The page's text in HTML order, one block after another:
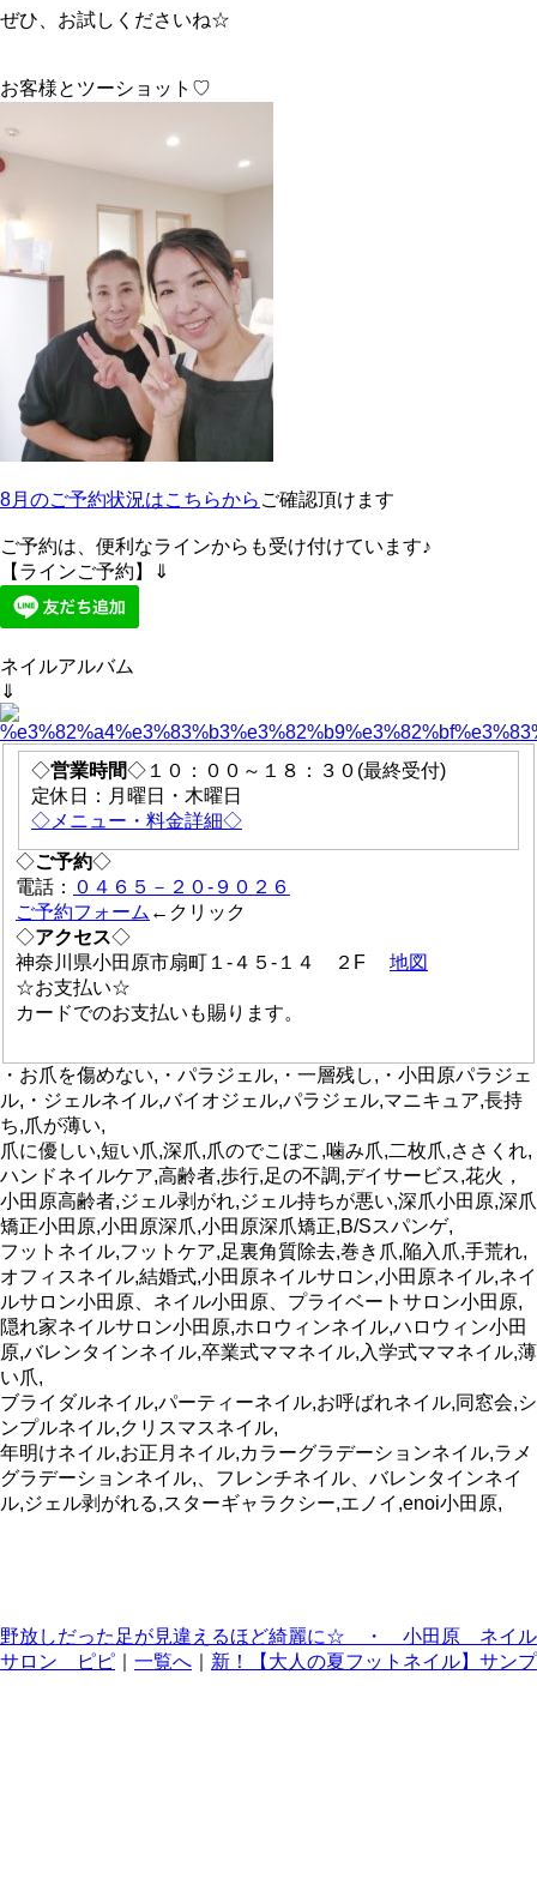
ぜひ、お試しくださいね☆
お客様とツーショット♡
8月のご予約状況はこちらから ご確認頂けます
ご予約は、便利なラインからも受け付けています♪
【ラインご予約】⇓
ネイルアルバム
⇓
◇営業時間◇１０：００～１８：３０(最終受付)
定休日：月曜日・木曜日
◇メニュー・料金詳細◇
◇ご予約◇
電話： ０４６５－２０-９０２６
ご予約フォーム ←クリック
◇アクセス◇
神奈川県小田原市扇町１-４５-１４ ２F 地図
☆お支払い☆
カードでのお支払いも賜ります。
・お爪を傷めない,・パラジェル,・一層残し,・小田原パラジェ
ル,・ジェルネイル,バイオジェル,パラジェル,マニキュア,長持
ち,爪が薄い,
爪に優しい,短い爪,深爪,爪のでこぼこ,噛み爪,二枚爪,ささくれ,
ハンドネイルケア,高齢者,歩行,足の不調,デイサービス,花火，
小田原高齢者,ジェル剥がれ,ジェル持ちが悪い,深爪小田原,深爪
矯正小田原,小田原深爪,小田原深爪矯正,B/Sスパンゲ,
フットネイル,フットケア,足裏角質除去,巻き爪,陥入爪,手荒れ,
オフィスネイル,結婚式,小田原ネイルサロン,小田原ネイル,ネイ
ルサロン小田原、ネイル小田原、プライベートサロン小田原,
隠れ家ネイルサロン小田原,ホロウィンネイル,ハロウィン小田
原,バレンタインネイル,卒業式ママネイル,入学式ママネイル,薄
い爪,
ブライダルネイル,パーティーネイル,お呼ばれネイル,同窓会,シ
ンプルネイル,クリスマスネイル,
年明けネイル,お正月ネイル,カラーグラデーションネイル,ラメ
グラデーションネイル,、フレンチネイル、バレンタインネイ
ル,ジェル剥がれる,スターギャラクシー,エノイ,enoi小田原,
野放しだった足が見違えるほど綺麗に☆ ・ 小田原 ネイル
サロン ピピ
一覧へ
新！【大人の夏フットネイル】サンプ